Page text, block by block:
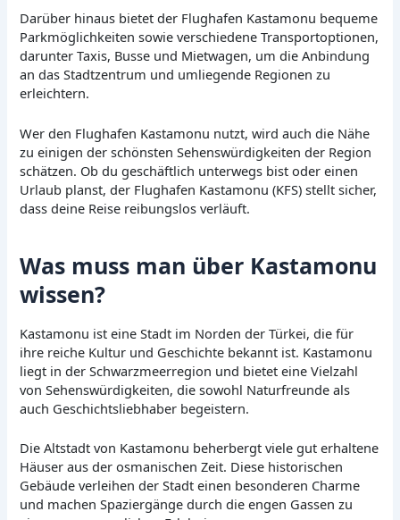
Darüber hinaus bietet der Flughafen Kastamonu bequeme
Parkmöglichkeiten sowie verschiedene Transportoptionen,
darunter Taxis, Busse und Mietwagen, um die Anbindung
an das Stadtzentrum und umliegende Regionen zu
erleichtern.
Wer den Flughafen Kastamonu nutzt, wird auch die Nähe
zu einigen der schönsten Sehenswürdigkeiten der Region
schätzen. Ob du geschäftlich unterwegs bist oder einen
Urlaub planst, der Flughafen Kastamonu (KFS) stellt sicher,
dass deine Reise reibungslos verläuft.
Was muss man über Kastamonu
wissen?
Kastamonu ist eine Stadt im Norden der Türkei, die für
ihre reiche Kultur und Geschichte bekannt ist. Kastamonu
liegt in der Schwarzmeerregion und bietet eine Vielzahl
von Sehenswürdigkeiten, die sowohl Naturfreunde als
auch Geschichtsliebhaber begeistern.
Die Altstadt von Kastamonu beherbergt viele gut erhaltene
Häuser aus der osmanischen Zeit. Diese historischen
Gebäude verleihen der Stadt einen besonderen Charme
und machen Spaziergänge durch die engen Gassen zu